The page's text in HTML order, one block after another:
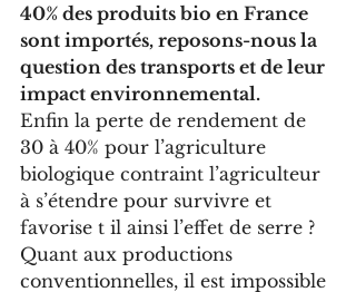
40% des produits bio en France
sont importés, reposons-nous la
question des transports et de leur
impact environnemental.
Enfin la perte de rendement de
30 à 40% pour l’agriculture
biologique contraint l’agriculteur
à s’étendre pour survivre et
favorise t il ainsi l’effet de serre ?
Quant aux productions
conventionnelles, il est impossible